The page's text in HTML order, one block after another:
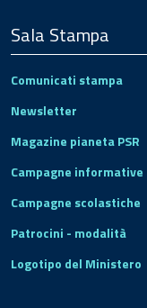
Sala Stampa
Comunicati stampa
Newsletter
Magazine pianeta PSR
Campagne informative
Campagne scolastiche
Patrocini - modalità
Logotipo del Ministero